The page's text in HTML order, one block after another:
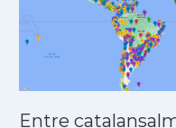
Entre